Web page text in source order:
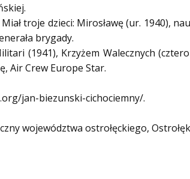
troje dzieci: Mirosławę (ur. 1940),
brygady.
(1941), Krzyżem Walecznych
Air Crew Europe Star.
jan-biezunski-cichociemny/.
województwa ostrołęckiego,